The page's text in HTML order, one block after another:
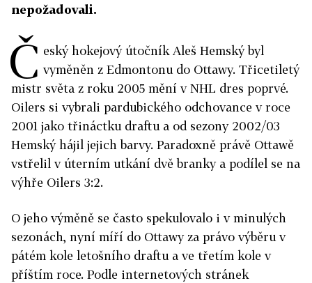
nepožadovali.
Č eský hokejový útočník Aleš Hemský byl
vyměněn z Edmontonu do Ottawy. Třicetiletý
mistr světa z roku 2005 mění v NHL dres poprvé.
Oilers si vybrali pardubického odchovance v roce
2001 jako třináctku draftu a od sezony 2002/03
Hemský hájil jejich barvy. Paradoxně právě Ottawě
vstřelil v úterním utkání dvě branky a podílel se na
výhře Oilers 3:2.
O jeho výměně se často spekulovalo i v minulých
sezonách, nyní míří do Ottawy za právo výběru v
pátém kole letošního draftu a ve třetím kole v
příštím roce. Podle internetových stránek